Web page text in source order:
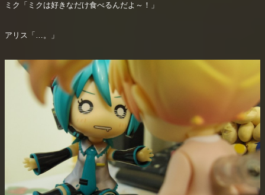
ミク「ミクは好きなだけ食べるんだよ～！」
アリス「…。」